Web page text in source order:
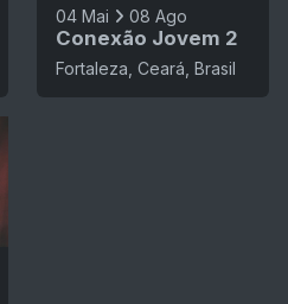
04 Mai 08 Ago
Conexão Jovem 2
Fortaleza, Ceará, Brasil